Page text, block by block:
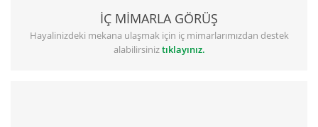
İÇ MİMARLA GÖRÜŞ
Hayalinizdeki mekana ulaşmak için iç mimarlarımızdan destek
alabilirsiniztıklayınız.